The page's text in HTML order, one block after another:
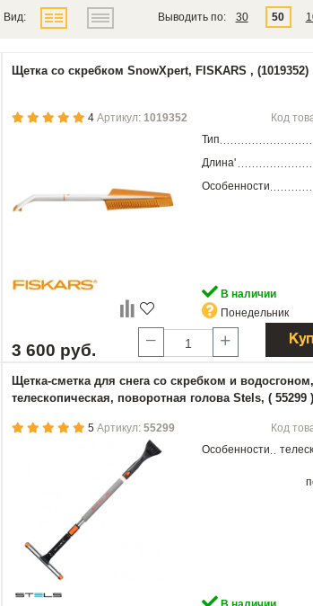
Вид: Выводить по: 30 50
Щетка со скребком SnowXpert, FISKARS , (1019352)
4 Артикул: 1019352 Код
Тип
Длина'
Особенности
В наличии
Понедельник
3 600 руб.
Щетка-сметка для снега со скребком и водосгоном,
телескопическая, поворотная голова Stels, ( 55299 )
5 Артикул: 55299 Код
Особенности